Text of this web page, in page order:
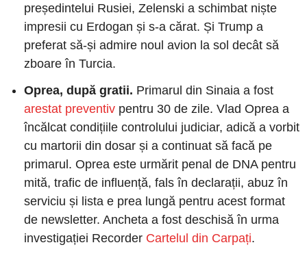
președintelui Rusiei, Zelenski a schimbat niște
impresii cu Erdogan și s-a cărat. Și Trump a
preferat să-și admire noul avion la sol decât să
zboare în Turcia.
Oprea, după gratii.
arestat preventiv pentru 30 de zile. Vlad Oprea a
încălcat condițiile controlului judiciar, adică a vorbit
cu martorii din dosar și a continuat să facă pe
primarul. Oprea este urmărit penal de DNA pentru
mită, trafic de influență, fals în declarații, abuz în
serviciu și lista e prea lungă pentru acest format
de newsletter. Ancheta a fost deschisă în urma
investigației Recorder Cartelul din Carpați.